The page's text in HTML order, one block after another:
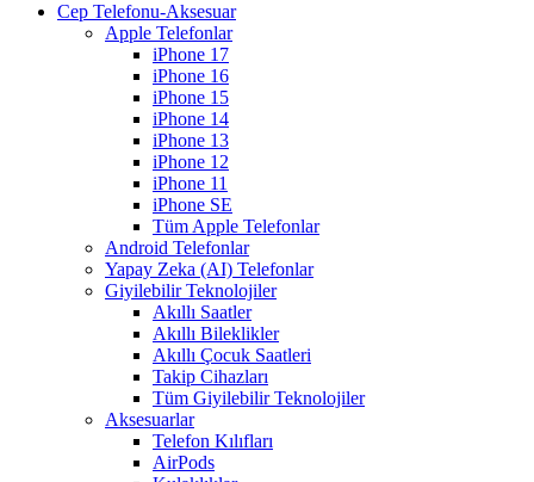
Cep Telefonu-Aksesuar
Apple Telefonlar
iPhone 17
iPhone 16
iPhone 15
iPhone 14
iPhone 13
iPhone 12
iPhone 11
iPhone SE
Tüm Apple Telefonlar
Android Telefonlar
Yapay Zeka (AI) Telefonlar
Giyilebilir Teknolojiler
Akıllı Saatler
Akıllı Bileklikler
Akıllı Çocuk Saatleri
Takip Cihazları
Tüm Giyilebilir Teknolojiler
Aksesuarlar
Telefon Kılıfları
AirPods